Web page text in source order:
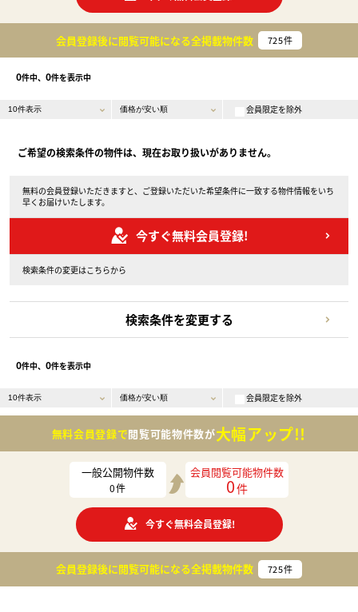
会員登録後に閲覧可能になる全掲載物件数 725件
0件中、 0件を表示中
会員限定を除外
ご希望の検索条件の物件は、現在お取り扱いがありません。
無料の会員登録いただきますと、ご登録いただいた希望条件に一致する物件情報をいち
早くお届けいたします。
今すぐ無料会員登録!
検索条件の変更はこちらから
検索条件を変更する
0件中、 0件を表示中
会員限定を除外
無料会員登録で閲覧可能物件数が大幅アップ!!
一般公開物件数
0件
会員閲覧可能物件数
0件
今すぐ無料会員登録!
会員登録後に閲覧可能になる全掲載物件数 725件